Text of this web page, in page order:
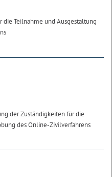
die Teilnahme und Ausgestaltung
der Zuständigkeiten für die
des Online-Zivilverfahrens